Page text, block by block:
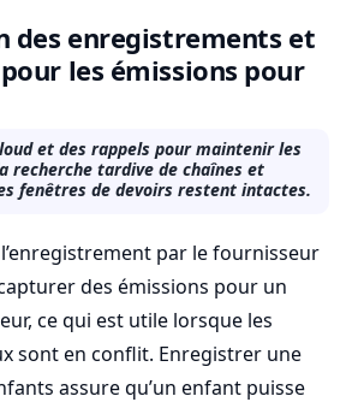
des enregistrements et
les émissions pour
et des rappels pour maintenir les
recherche tardive de chaînes et
fenêtres de devoirs restent intactes.
par le fournisseur
des émissions pour un
ce qui est utile lorsque les
sont en conflit. Enregistrer une
assure qu’un enfant puisse